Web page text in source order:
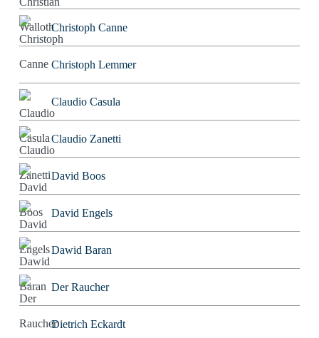
Christoph Canne
Christoph Lemmer
Claudio Casula
Claudio Zanetti
David Boos
David Engels
Dawid Baran
Der Raucher
Dietrich Eckardt